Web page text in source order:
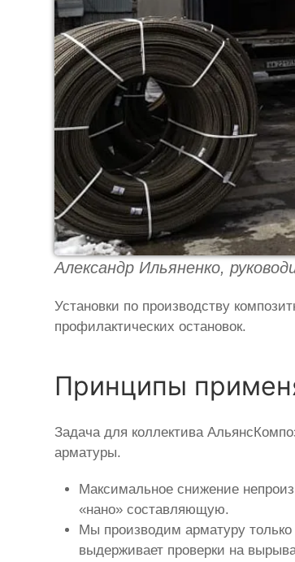
Александр Ильяненко,
Установки по производству
профилактических остановок.
Принципы
Задача для коллектива
арматуры.
Максимальное снижение
«нано» составляющую.
Мы производим арматуру
выдерживает проверки на